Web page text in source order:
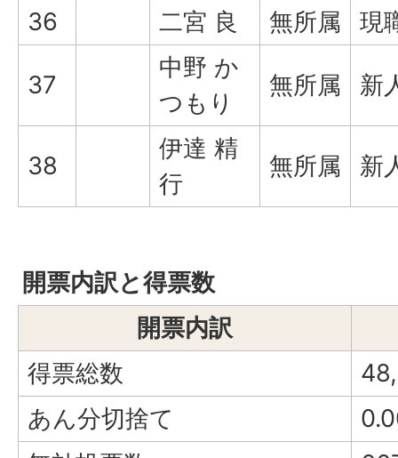
36 二宮 良 無所属 現
37
中野 か
つもり
無所属 新
38
伊達 精
行
無所属 新
開票内訳と得票数
開票内訳
得票総数
あん分切捨て